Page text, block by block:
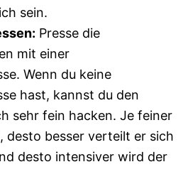
sein.
Presse die
mit einer
Wenn du keine
hast, kannst du den
sehr fein hacken. Je feiner
desto besser verteilt er sich
desto intensiver wird der